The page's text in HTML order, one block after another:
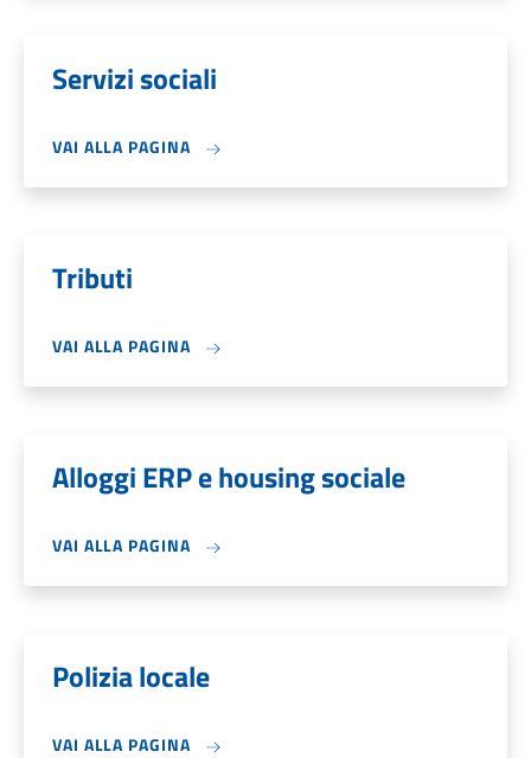
Servizi sociali
VAI ALLA PAGINA
Tributi
VAI ALLA PAGINA
Alloggi ERP e housing sociale
VAI ALLA PAGINA
Polizia locale
VAI ALLA PAGINA